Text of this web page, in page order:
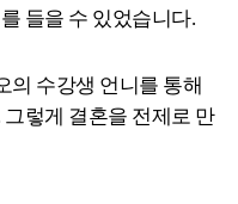
들을 수 있었습니다.
의 수강생 언니를 통해
렇게 결혼을 전제로 만